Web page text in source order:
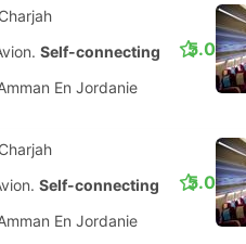
Self-connecting
En Jordanie
5.0
Self-connecting
En Jordanie
5.0